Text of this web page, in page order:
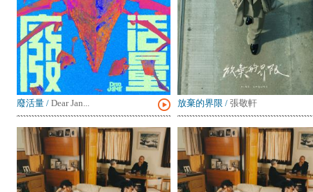
廢活量 / Dear Jan... 放棄的界限 / 張敬軒